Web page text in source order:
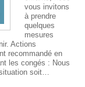
vous invitons
à prendre
quelques
mesures
Actions
recommandé en
les congés : Nous
soit…